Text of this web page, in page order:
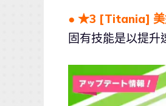
● ★3 [Titania] 美
固有技能是以提升